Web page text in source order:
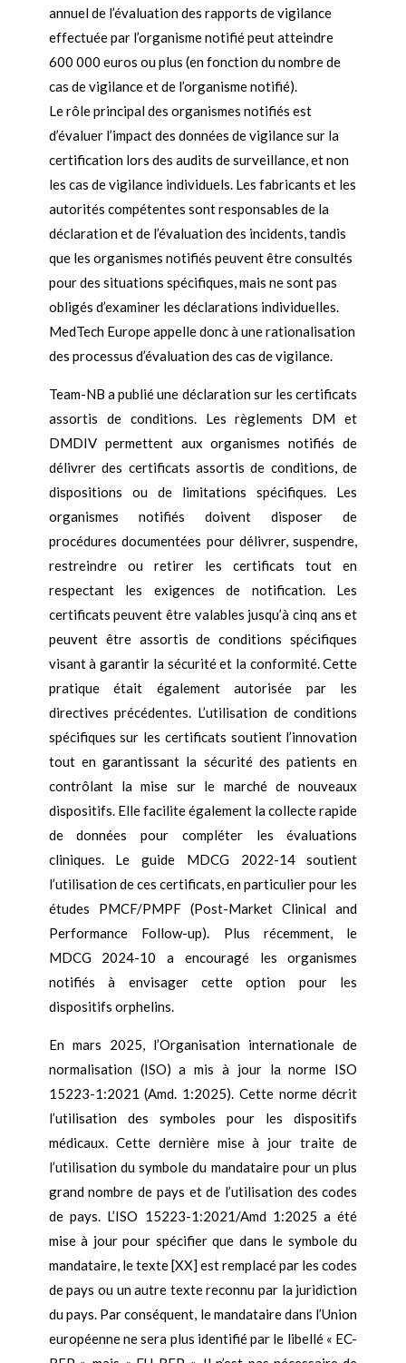
annuel de l’évaluation des rapports de vigilance
effectuée par l’organisme notifié peut atteindre
600 000 euros ou plus (en fonction du nombre de
cas de vigilance et de l’organisme notifié).
Le rôle principal des organismes notifiés est
d’évaluer l’impact des données de vigilance sur la
certification lors des audits de surveillance, et non
les cas de vigilance individuels. Les fabricants et les
autorités compétentes sont responsables de la
déclaration et de l’évaluation des incidents, tandis
que les organismes notifiés peuvent être consultés
pour des situations spécifiques, mais ne sont pas
obligés d’examiner les déclarations individuelles.
MedTech Europe appelle donc à une rationalisation
des processus d’évaluation des cas de vigilance.
Team-NB a publié une déclaration sur les certificats
assortis de conditions. Les règlements DM et
DMDIV permettent aux organismes notifiés de
délivrer des certificats assortis de conditions, de
dispositions ou de limitations spécifiques. Les
organismes notifiés doivent disposer de
procédures documentées pour délivrer, suspendre,
restreindre ou retirer les certificats tout en
respectant les exigences de notification. Les
certificats peuvent être valables jusqu’à cinq ans et
peuvent être assortis de conditions spécifiques
visant à garantir la sécurité et la conformité. Cette
pratique était également autorisée par les
directives précédentes. L’utilisation de conditions
spécifiques sur les certificats soutient l’innovation
tout en garantissant la sécurité des patients en
contrôlant la mise sur le marché de nouveaux
dispositifs. Elle facilite également la collecte rapide
de données pour compléter les évaluations
cliniques. Le guide MDCG 2022-14 soutient
l’utilisation de ces certificats, en particulier pour les
études PMCF/PMPF (Post-Market Clinical and
Performance Follow-up). Plus récemment, le
MDCG 2024-10 a encouragé les organismes
notifiés à envisager cette option pour les
dispositifs orphelins.
En mars 2025, l’Organisation internationale de
normalisation (ISO) a mis à jour la norme ISO
15223-1:2021 (Amd. 1:2025). Cette norme décrit
l’utilisation des symboles pour les dispositifs
médicaux. Cette dernière mise à jour traite de
l’utilisation du symbole du mandataire pour un plus
grand nombre de pays et de l’utilisation des codes
de pays. L’ISO 15223-1:2021/Amd 1:2025 a été
mise à jour pour spécifier que dans le symbole du
mandataire, le texte [XX] est remplacé par les codes
de pays ou un autre texte reconnu par la juridiction
du pays. Par conséquent, le mandataire dans l’Union
européenne ne sera plus identifié par le libellé « EC-